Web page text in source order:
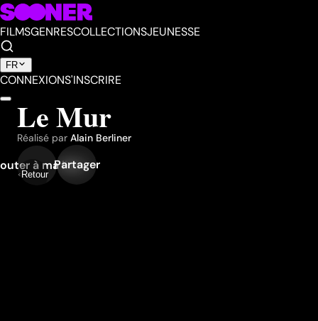
FILMSGENRESCOLLECTIONSJEUNESSE
FR
CONNEXIONS'INSCRIRE
Retour
Le Mur
Réalisé par Alain Berliner
à ma liste
Partager